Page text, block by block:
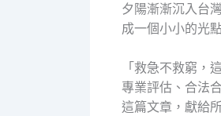
夕陽漸漸沉入台
成一個小小的光
「救急不救窮，
專業評估、合法
這篇文章，獻給